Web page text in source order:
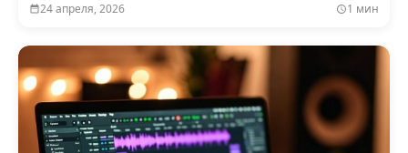
24 апреля, 2026 1 мин